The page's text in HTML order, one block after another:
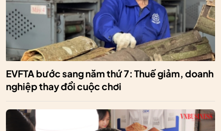
EVFTA bước sang năm thứ 7: Thuế giảm, doanh
nghiệp thay đổi cuộc chơi